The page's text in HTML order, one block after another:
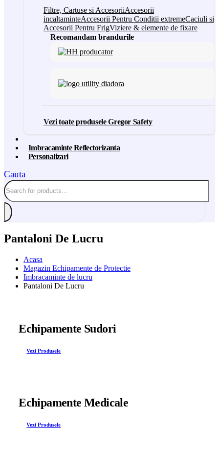
Filtre, Cartuse si AccesoriiAccesorii
incaltaminteAccesorii Pentru Conditii extremeCaciuli si
Accesorii Pentru FrigViziere & elemente de fixare
Recomandam brandurile
Vezi toate produsele Gregor Safety
Imbracaminte Reflectorizanta
Personalizari
Cauta
Pantaloni De Lucru
Acasa
Magazin Echipamente de Protectie
Imbracaminte de lucru
Pantaloni De Lucru
Echipamente Sudori
Vezi Produsele
Echipamente Medicale
Vezi Produsele